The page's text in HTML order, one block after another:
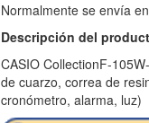
Normalmente se envía
Descripción del
CASIO CollectionF-
de cuarzo, correa de
cronómetro, alarma, luz)